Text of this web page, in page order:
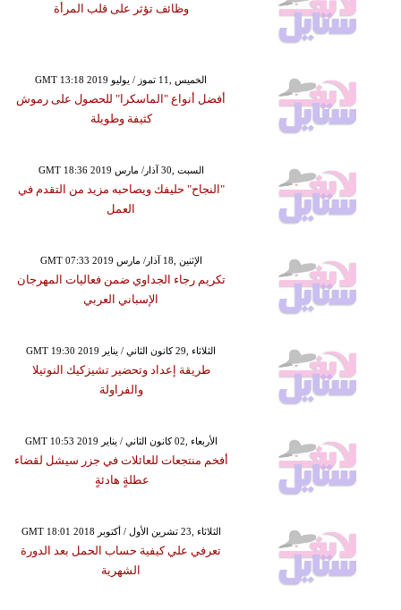
وظائف تؤثر على قلب المرأة
GMT 13:18 2019 الخميس ,11 تموز / يوليو
أفضل أنواع "الماسكرا" للحصول على رموش
كثيفة وطويلة
GMT 18:36 2019 السبت ,30 آذار/ مارس
"النجاح" حليفك ويصاحبه مزيد من التقدم في
العمل
GMT 07:33 2019 الإثنين ,18 آذار/ مارس
تكريم رجاء الجداوي ضمن فعاليات المهرجان
الإسباني العربي
GMT 19:30 2019 الثلاثاء ,29 كانون الثاني / يناير
طريقة إعداد وتحضير تشيزكيك النوتيلا
والفراولة
GMT 10:53 2019 الأربعاء ,02 كانون الثاني / يناير
أفخم منتجعات للعائلات في جزر سيشل لقضاء
عطلةٍ هادئةٍ
GMT 18:01 2018 الثلاثاء ,23 تشرين الأول / أكتوبر
تعرفي علي كيفية حساب الحمل بعد الدورة
الشهرية